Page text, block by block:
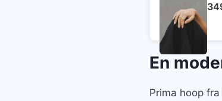
En
Prima hoop